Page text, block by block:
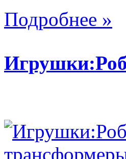
Подробнее »